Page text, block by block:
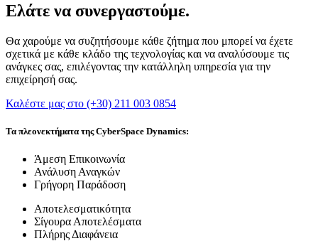
Ελάτε να συνεργαστούμε.
Θα χαρούμε να συζητήσουμε κάθε ζήτημα που μπορεί να έχετε
σχετικά με κάθε κλάδο της τεχνολογίας και να αναλύσουμε τις
ανάγκες σας, επιλέγοντας την κατάλληλη υπηρεσία για την
επιχείρησή σας.
Καλέστε μας στο (+30) 211 003 0854
Τα πλεονεκτήματα της CyberSpace Dynamics:
Άμεση Επικοινωνία
Ανάλυση Αναγκών
Γρήγορη Παράδοση
Αποτελεσματικότητα
Σίγουρα Αποτελέσματα
Πλήρης Διαφάνεια